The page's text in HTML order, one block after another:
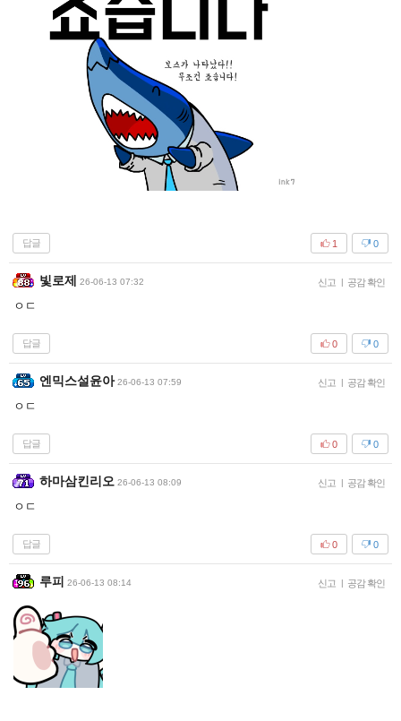
답글 0
1
빛로제 26-06-13 07:32 신고 | 공감 확인
ㅇㄷ
답글 0
0
엔믹스설윤아 26-06-13 07:59 신고 | 공감 확인
ㅇㄷ
답글 0
0
하마삼킨리오 26-06-13 08:09 신고 | 공감 확인
ㅇㄷ
답글 0
0
루피 26-06-13 08:14 신고 | 공감 확인